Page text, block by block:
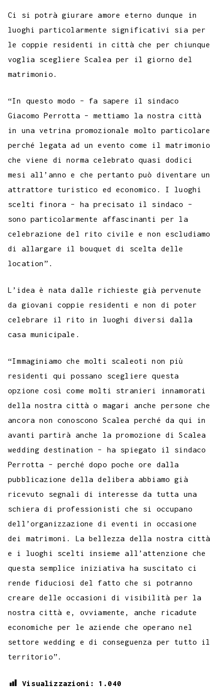
Ci si potrà giurare amore eterno dunque in
luoghi particolarmente significativi sia per
le coppie residenti in città che per chiunque
voglia scegliere Scalea per il giorno del
matrimonio.
“In questo modo – fa sapere il sindaco
Giacomo Perrotta – mettiamo la nostra città
in una vetrina promozionale molto particolare
perché legata ad un evento come il matrimonio
che viene di norma celebrato quasi dodici
mesi all’anno e che pertanto può diventare un
attrattore turistico ed economico. I luoghi
scelti finora – ha precisato il sindaco –
sono particolarmente affascinanti per la
celebrazione del rito civile e non escludiamo
di allargare il bouquet di scelta delle
location”.
L’idea è nata dalle richieste già pervenute
da giovani coppie residenti e non di poter
celebrare il rito in luoghi diversi dalla
casa municipale.
“Immaginiamo che molti scaleoti non più
residenti qui possano scegliere questa
opzione così come molti stranieri innamorati
della nostra città o magari anche persone che
ancora non conoscono Scalea perché da qui in
avanti partirà anche la promozione di Scalea
wedding destination – ha spiegato il sindaco
Perrotta – perché dopo poche ore dalla
pubblicazione della delibera abbiamo già
ricevuto segnali di interesse da tutta una
schiera di professionisti che si occupano
dell’organizzazione di eventi in occasione
dei matrimoni. La bellezza della nostra città
e i luoghi scelti insieme all’attenzione che
questa semplice iniziativa ha suscitato ci
rende fiduciosi del fatto che si potranno
creare delle occasioni di visibilità per la
nostra città e, ovviamente, anche ricadute
economiche per le aziende che operano nel
settore wedding e di conseguenza per tutto il
territorio”.
Visualizzazioni: 1.040